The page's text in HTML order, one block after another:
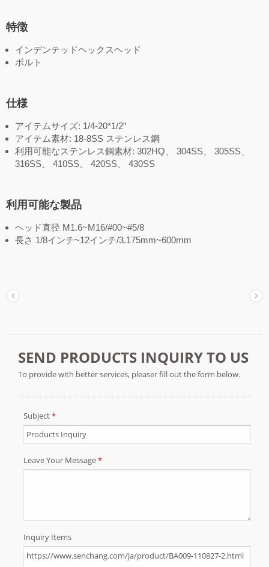
特徴
インデンテッドヘックスヘッド
ボルト
仕様
アイテムサイズ: 1/4-20*1/2”
アイテム素材: 18-8SS ステンレス鋼
利用可能なステンレス鋼素材: 302HQ、 304SS、 305SS、
316SS、 410SS、 420SS、 430SS
利用可能な製品
ヘッド直径 M1.6~M16/#00~#5/8
長さ 1/8インチ~12インチ/3.175mm~600mm